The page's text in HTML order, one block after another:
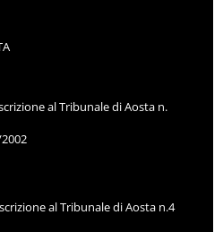
al Tribunale di Aosta n.
al Tribunale di Aosta n.4